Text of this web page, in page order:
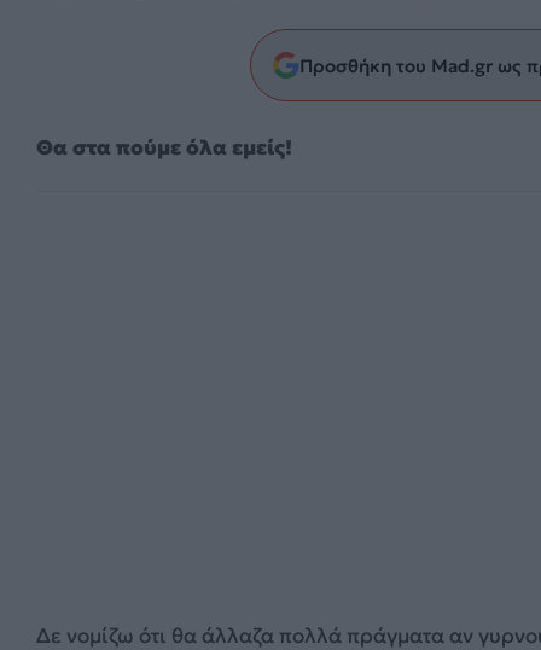
Προσθήκη του Mad.gr ως
Θα στα πούμε όλα εμείς!
Δε νομίζω ότι θα άλλαζα πολλά πράγματα αν